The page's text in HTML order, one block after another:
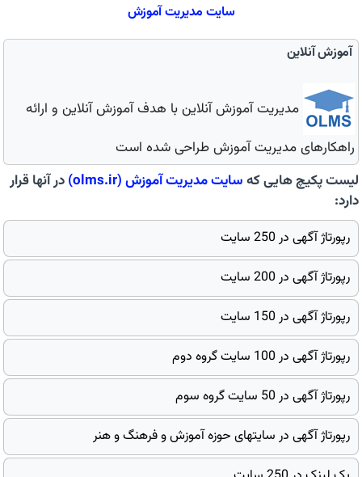
سایت مدیریت آموزش
آموزش آنلاین
مدیریت آموزش آنلاین با هدف آموزش آنلاین و ارائه
راهکارهای مدیریت آموزش طراحی شده است
لیست پکیچ هایی کهسایتمدیریت آموزش(olms.ir)
در آنها قرار
دارد:
رپورتاژ آگهی در 250 سایت
رپورتاژ آگهی در 200 سایت
رپورتاژ آگهی در 150 سایت
رپورتاژ آگهی در 100 سایت گروه دوم
رپورتاژ آگهی در 50 سایت گروه سوم
رپورتاژ آگهی در سایتهای حوزه آموزش و فرهنگ و هنر